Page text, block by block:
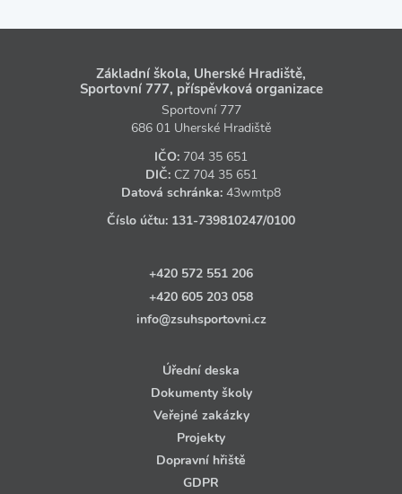
Základní škola, Uherské Hradiště,
Sportovní 777, příspěvková organizace
Sportovní 777
686 01 Uherské Hradiště
IČO: 704 35 651
DIČ: CZ 704 35 651
Datová schránka: 43wmtp8
Číslo účtu: 131‑739810247/0100
+420 572 551 206
+420 605 203 058
info@zsuhsportovni.cz
Úřední deska
Dokumenty školy
Veřejné zakázky
Projekty
Dopravní hřiště
GDPR